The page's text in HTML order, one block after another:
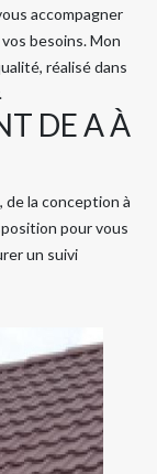
accompagner
besoins. Mon
réalisé dans
DE A À
de la conception à
pour vous
un suivi